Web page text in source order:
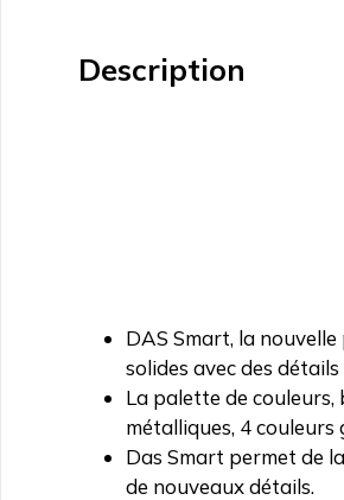
Description
DAS Smart, la
solides avec des
La palette de couleurs,
métalliques, 4
Das Smart permet de
de nouveaux détails.